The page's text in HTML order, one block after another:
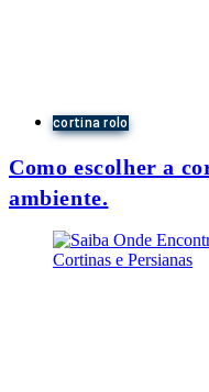
cortina rolo
Como escolher a
ambiente.